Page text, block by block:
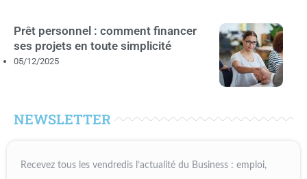
Prêt personnel : comment financer
ses projets en toute simplicité
05/12/2025
NEWSLETTER
Recevez tous les vendredis l’actualité du Business : emploi,